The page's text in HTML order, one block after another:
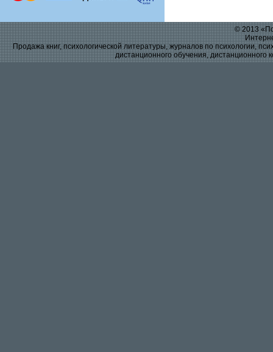
© 2013
Продажа книг, психологической литературы, журналов по психологии,
дистанционного обучения, дистанционного